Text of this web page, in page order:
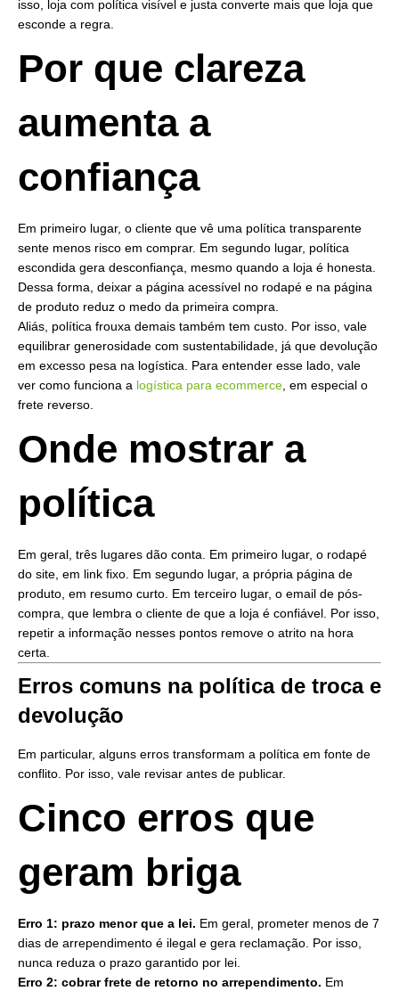
isso, loja com política visível e justa converte mais que loja que
esconde a regra.
Por que clareza
aumenta a
confiança
Em primeiro lugar, o cliente que vê uma política transparente
sente menos risco em comprar. Em segundo lugar, política
escondida gera desconfiança, mesmo quando a loja é honesta.
Dessa forma, deixar a página acessível no rodapé e na página
de produto reduz o medo da primeira compra.
Aliás, política frouxa demais também tem custo. Por isso, vale
equilibrar generosidade com sustentabilidade, já que devolução
em excesso pesa na logística. Para entender esse lado, vale
ver como funciona a logística para ecommerce , em especial o
frete reverso.
Onde mostrar a
política
Em geral, três lugares dão conta. Em primeiro lugar, o rodapé
do site, em link fixo. Em segundo lugar, a própria página de
produto, em resumo curto. Em terceiro lugar, o email de pós-
compra, que lembra o cliente de que a loja é confiável. Por isso,
repetir a informação nesses pontos remove o atrito na hora
certa.
Erros comuns na política de troca e
devolução
Em particular, alguns erros transformam a política em fonte de
conflito. Por isso, vale revisar antes de publicar.
Cinco erros que
geram briga
Erro 1: prazo menor que a lei. Em geral, prometer menos de 7
dias de arrependimento é ilegal e gera reclamação. Por isso,
nunca reduza o prazo garantido por lei.
Erro 2: cobrar frete de retorno no arrependimento. Em